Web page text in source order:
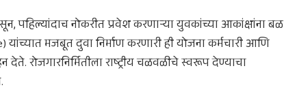
पहिल्यांदाच नोकरीत प्रवेश करणाऱ्या युवकांच्या आकांक्षांना बळ
मजबूत दुवा निर्माण करणारी ही योजना कर्मचारी आणि
देते. रोजगारनिर्मितीला राष्ट्रीय चळवळीचे स्वरूप देण्याचा